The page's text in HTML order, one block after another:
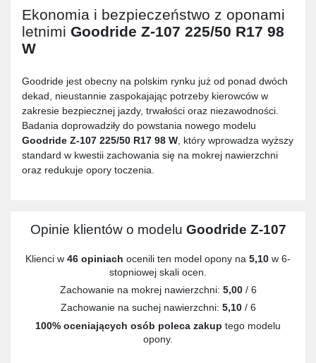
Ekonomia i bezpieczeństwo z oponami
letnimi Goodride Z-107 225/50 R17 98
W
Goodride jest obecny na polskim rynku już od ponad dwóch
dekad, nieustannie zaspokajając potrzeby kierowców w
zakresie bezpiecznej jazdy, trwałości oraz niezawodności.
Badania doprowadziły do powstania nowego modelu
Goodride Z-107 225/50 R17 98 W, który wprowadza wyższy
standard w kwestii zachowania się na mokrej nawierzchni
oraz redukuje opory toczenia.
Opinie klientów o modelu Goodride Z-107
Klienci w 46 opiniach ocenili ten model opony na 5,10 w 6-
stopniowej skali ocen.
Zachowanie na mokrej nawierzchni: 5,00/ 6
Zachowanie na suchej nawierzchni: 5,10/ 6
100% oceniających osób poleca zakup tego modelu
opony.